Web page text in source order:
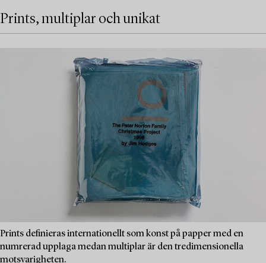
Prints, multiplar och unikat
Prints definieras internationellt som konst på papper med en
numrerad upplaga medan multiplar är den tredimensionella
motsvarigheten.